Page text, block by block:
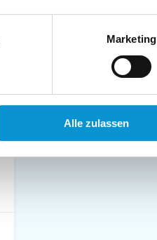
Marketing
Alle zulassen